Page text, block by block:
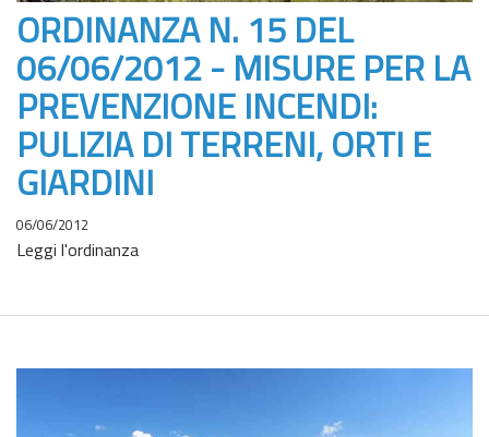
ORDINANZA N. 15 DEL
06/06/2012 - MISURE PER LA
PREVENZIONE INCENDI:
PULIZIA DI TERRENI, ORTI E
GIARDINI
06/06/2012
Leggi l'ordinanza